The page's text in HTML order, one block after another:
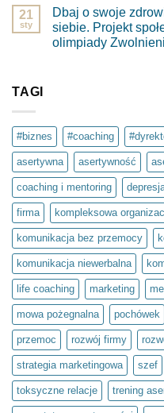
…
–
Linkedin
Local
Szczecin
Czy
to
czas,
by
21
sty
Dbaj o swoje
siebie. Projekt
olimpiady
psychiczne
–
to
inwestycja
w
siebie.
Projekt
społeczny
Światło
umysłu
w
ramach
olimpiady
Zwolnieni
z
Teorii
TAGI
#biznes #coaching
asertywna asertywność
coaching i mentoring
firma kompleksowa
komunikacja bez przemocy
komunikacja niewerbalna
life coaching marketing
mowa pożegnalna pochówek
przemoc rozwój firmy
strategia marketingowa szef
toksyczne relacje trening